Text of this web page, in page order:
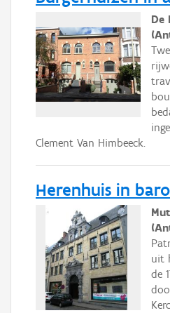
De
Clement Van Himbeeck.
Herenhuis in
uit
de